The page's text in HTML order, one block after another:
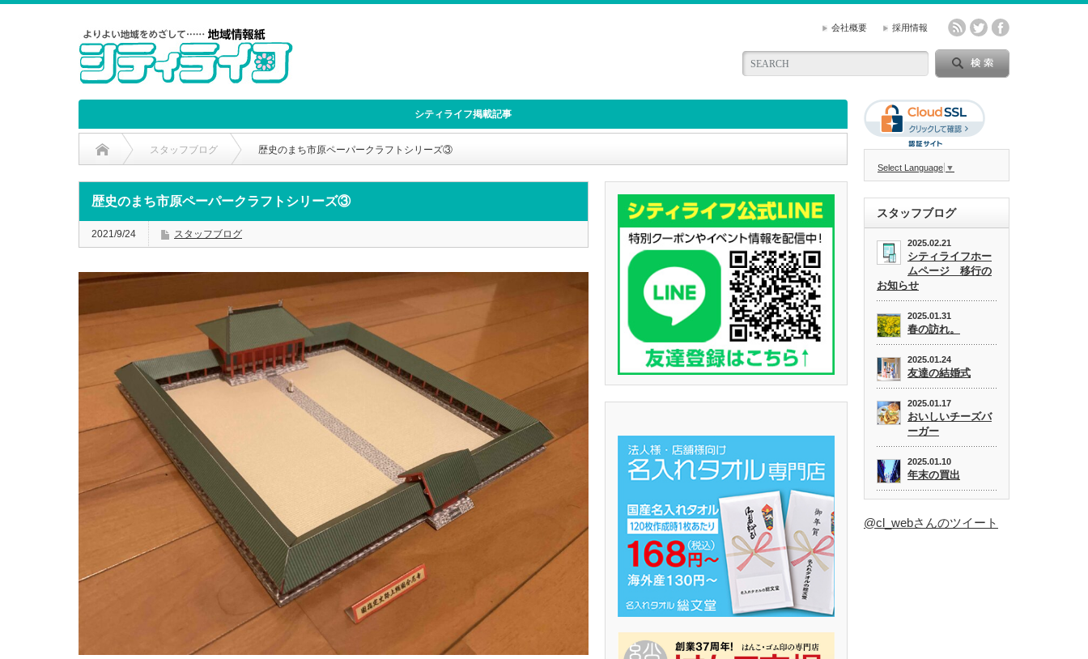
会社概要 採用情報
シティライフ掲載記事
スタッフブログ 歴史のまち市原ペーパークラフトシリーズ③
歴史のまち市原ペーパークラフトシリーズ③
2021/9/24 スタッフブログ
Select Language ▼
スタッフブログ
2025.02.21
シティライフホー
ムページ 移行の
お知らせ
2025.01.31
春の訪れ。
2025.01.24
友達の結婚式
2025.01.17
おいしいチーズバ
ーガー
2025.01.10
年末の買出
@cl_webさんのツイート